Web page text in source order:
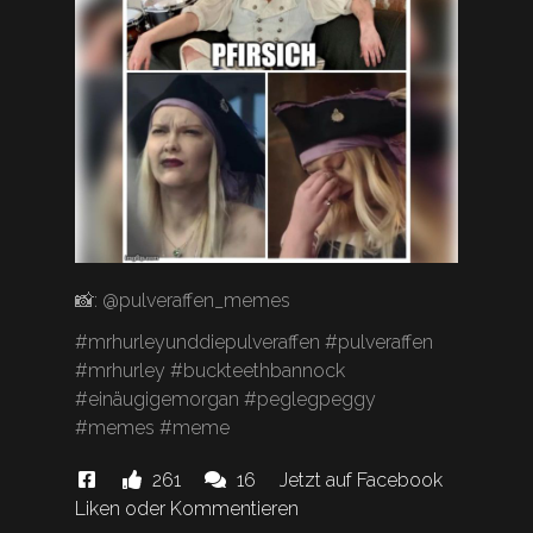
📸: @pulveraffen_memes
#mrhurleyunddiepulveraffen #pulveraffen
#mrhurley #buckteethbannock
#einäugigemorgan #peglegpeggy
#memes #meme
Diese
News
261
Likes
und
16 Kommentare.
Jetzt auf Facebook
Liken oder Kommentieren